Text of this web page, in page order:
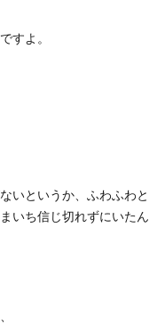
すよ。
いというか、ふわふわと
いち信じ切れずにいたん